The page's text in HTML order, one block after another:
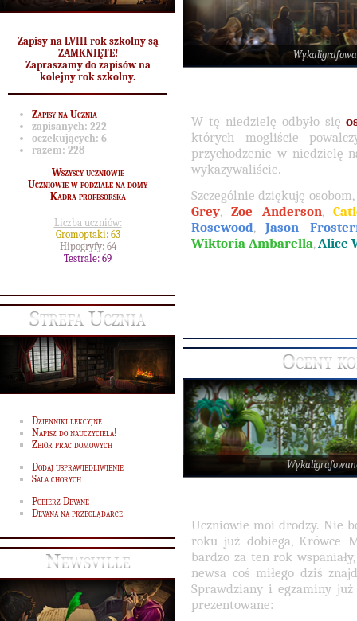
Zapisy na LVIII rok szkolny są
ZAMKNIĘTE!
Zapraszamy do zapisów na
kolejny rok szkolny.
Zapisy na Ucznia
zapisanych: 222
oczekujących: 6
razem: 228
Wszyscy uczniowie
Uczniowie w podziale na domy
Kadra profesorska
Liczba uczniów:
Gromoptaki: 63
Hipogryfy: 64
Testrale: 69
Strefa Ucznia
Dzienniki lekcyjne
Napisz do nauczyciela!
Zbiór prac domowych
Dodaj usprawiedliwienie
Sala chorych
Pobierz Devanę
Devana na przeglądarce
Newsville
W tę niedzielę odbyło się
których mogliście
przychodzenie w niedzielę
wykazywaliście.
Szczególnie dziękuję
Grey,Zoe Anderson,
Rosewood,Jason
Wiktoria Ambarella, Alice
Oceny
Uczniowie moi drodzy. Nie
roku już dobiega, Krówce
bardzo za ten rok
newsa coś miłego dziś
Sprawdziany i egzaminy
prezentowane: